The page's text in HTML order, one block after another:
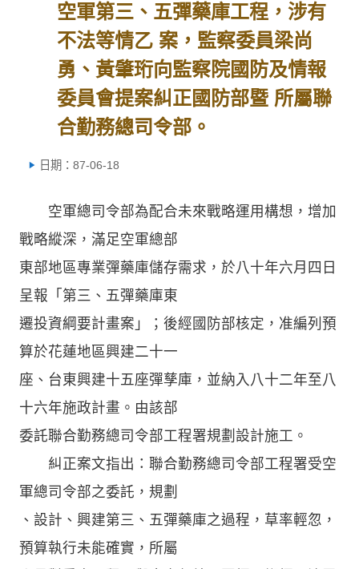
空軍第三、五彈藥庫工程，涉有
不法等情乙 案，監察委員梁尚
勇、黃肇珩向監察院國防及情報
委員會提案糾正國防部暨 所屬聯
合勤務總司令部。
日期：87-06-18
空軍總司令部為配合未來戰略運用構想，增加
戰略縱深，滿足空軍總部
東部地區專業彈藥庫儲存需求，於八十年六月四日
呈報「第三、五彈藥庫東
遷投資綱要計畫案」；後經國防部核定，准編列預
算於花蓮地區興建二十一
座、台東興建十五座彈孳庫，並納入八十二年至八
十六年施政計畫。由該部
委託聯合勤務總司令部工程署規劃設計施工。
糾正案文指出：聯合勤務總司令部工程署受空
軍總司令部之委託，規劃
、設計、興建第三、五彈藥庫之過程，草率輕忽，
預算執行未能確實，所屬